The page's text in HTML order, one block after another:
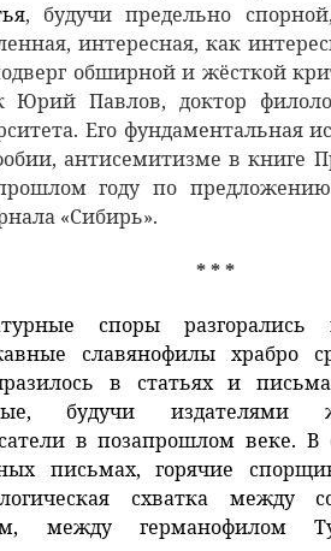
, будучи предельно
интересная, как
обширной и жёсткой
Юрий Павлов, доктор
Его фундаментальная
антисемитизме в книге
году по
«Сибирь».
* * *
споры
славянофилы храбро
в статьях и
будучи
в позапрошлом веке. В
письмах, горячие
схватка между
между германофилом